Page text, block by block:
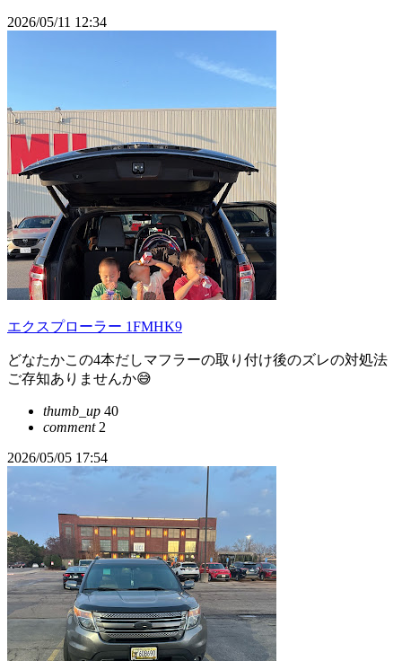
2026/05/11 12:34
エクスプローラー 1FMHK9
どなたかこの4本だしマフラーの取り付け後のズレの対処法
ご存知ありませんか😅
thumb_up 40
comment2
2026/05/05 17:54